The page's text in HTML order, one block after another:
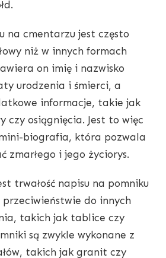
na cmentarzu jest często
niż w innych formach
on imię i nazwisko
urodzenia i śmierci, a
informacje, takie jak
czy osiągnięcia. Jest to więc
biografia, która pozwala
zmarłego i jego życiorys.
trwałość napisu na pomniku
przeciwieństwie do innych
takich jak tablice czy
są zwykle wykonane z
takich jak granit czy